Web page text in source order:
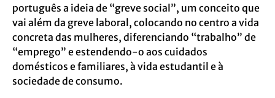
português a ideia de “greve social”, um conceito que
vai além da greve laboral, colocando no centro a vida
concreta das mulheres, diferenciando “trabalho” de
“emprego” e estendendo-o aos cuidados
domésticos e familiares, à vida estudantil e à
sociedade de consumo.